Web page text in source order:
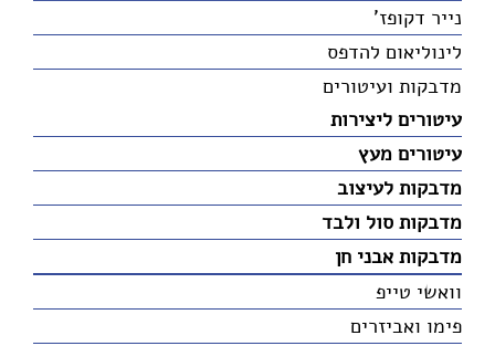
נייר דקופז'
לינוליאום להדפס
מדבקות ועיטורים
עיטורים ליצירות
עיטורים מעץ
מדבקות לעיצוב
מדבקות סול ולבד
מדבקות אבני חן
וואשי טייפ
פימו ואביזרים